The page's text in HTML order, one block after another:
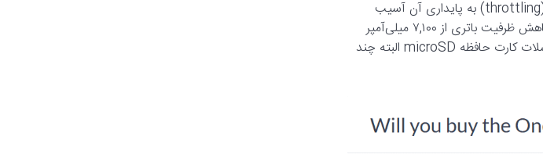
برخی احساس می‌کردند که چیپست دیمنسیتی 8350 Apex خنک‌کنندگی کافی ندارد و افت عملکرد (throttling) به پایداری آن آسیب
می‌رساند. برخی دیگر به فقدان اسپیکرهای استریو اشاره کردند (نورد CE4 آن‌ها را داشت). همچنین، کاهش ظرفیت باتری از ۷,۱۰۰ میلی‌آمپر
ساعت در مدل هندی به ۵,۲۰۰ میلی‌آمپر ساعت برای مدل جهانی، یک افت بزرگ محسوب می‌شود. اسلات کارت حافظه microSD البته چند